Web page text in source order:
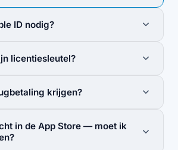
ID nodig?
ID of account op deze site.
licentiesleutel?
binnen enkele minuten na
via Instellingen → Licentie.
krijgen?
te vragen via Gumroad.
in de App Store — moet ik